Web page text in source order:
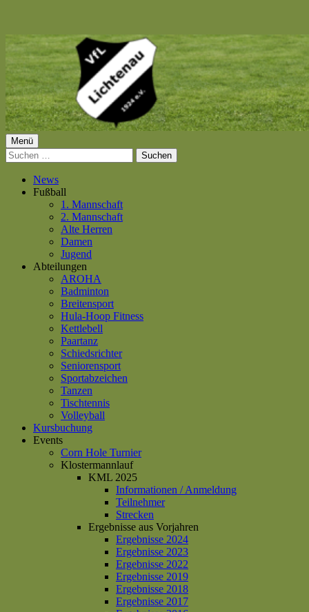
Springe
zum
Inhalt
VfL Lichtenau 1924 e.V.
Primäres
Menü
Menü
Suchen
nach:
News
Fußball
1. Mannschaft
2. Mannschaft
Alte Herren
Damen
Jugend
Abteilungen
AROHA
Badminton
Breitensport
Hula-Hoop Fitness
Kettlebell
Paartanz
Schiedsrichter
Seniorensport
Sportabzeichen
Tanzen
Tischtennis
Volleyball
Kursbuchung
Events
Corn Hole Turnier
Klostermannlauf
KML 2025
Informationen / Anmeldung
Teilnehmer
Strecken
Ergebnisse aus Vorjahren
Ergebnisse 2024
Ergebnisse 2023
Ergebnisse 2022
Ergebnisse 2019
Ergebnisse 2018
Ergebnisse 2017